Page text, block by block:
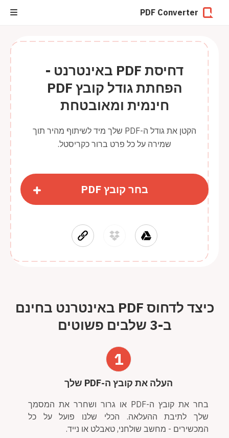
PDF Converter
דחיסת PDF באינטרנט -
הפחתת גודל קובץ PDF
חינמית ומאובטחת
הקטן את גודל ה-PDF שלך מיד לשיתוף מהיר תוך
שמירה על כל פרט ברור כקריסטל.
בחר קובץ PDF
כיצד לדחוס PDF באינטרנט בחינם
ב-3 שלבים פשוטים
1
העלה את קובץ ה-PDF שלך
בחר את קובץ ה-PDF או גרור ושחרר את המסמך
שלך לתיבת ההעלאה. הכלי שלנו פועל על כל
המכשירים - מחשב שולחני, טאבלט או נייד.